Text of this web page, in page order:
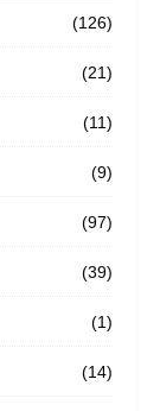
(126)
(21)
(11)
(9)
(97)
(39)
(1)
(14)